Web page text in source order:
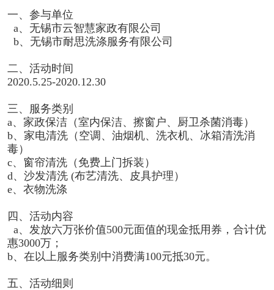
一、参与单位
a、无锡市云智慧家政有限公司
b、无锡市耐思洗涤服务有限公司
二、活动时间
2020.5.25-2020.12.30
三、服务类别
a、家政保洁（室内保洁、擦窗户、厨卫杀菌消毒）
b、家电清洗（空调、油烟机、洗衣机、冰箱清洗消
毒）
c、窗帘清洗（免费上门拆装）
d、沙发清洗 (布艺清洗、皮具护理）
e、衣物洗涤
四、活动内容
a、发放六万张价值500元面值的现金抵用券，合计优
惠3000万；
b、在以上服务类别中消费满100元抵30元。
五、活动细则